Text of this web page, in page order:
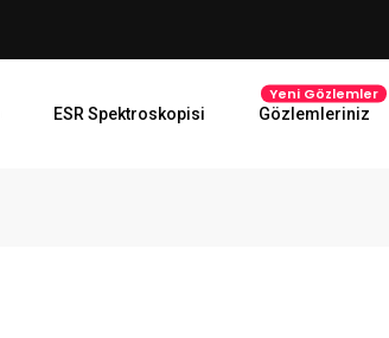
ESR Spektroskopisi Gözlemleriniz
Yeni Gözlemler